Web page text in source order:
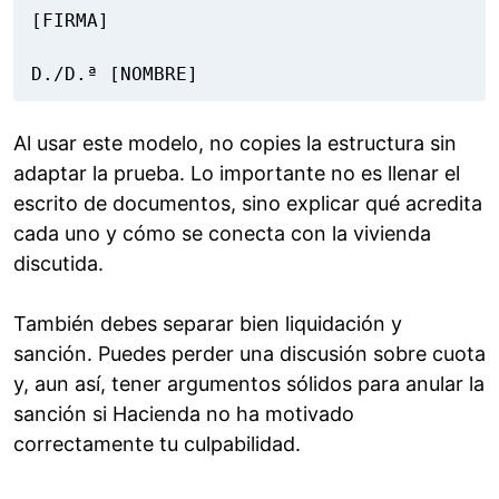
[FIRMA]
D./D.ª [NOMBRE]
Al usar este modelo, no copies la estructura sin
adaptar la prueba. Lo importante no es llenar el
escrito de documentos, sino explicar qué acredita
cada uno y cómo se conecta con la vivienda
discutida.
También debes separar bien liquidación y
sanción. Puedes perder una discusión sobre cuota
y, aun así, tener argumentos sólidos para anular la
sanción si Hacienda no ha motivado
correctamente tu culpabilidad.